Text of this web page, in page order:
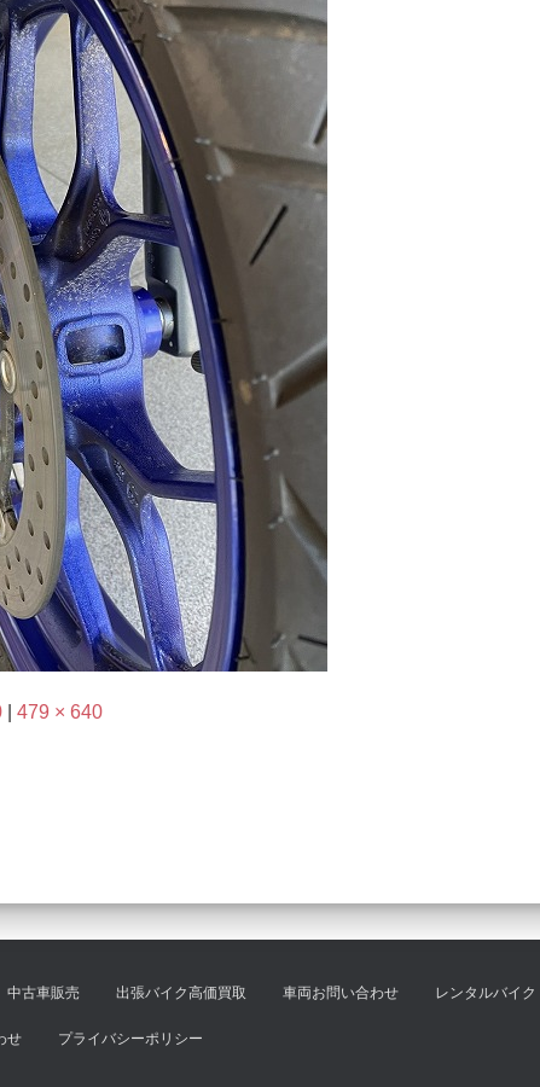
479 × 640
中古車販売 出張バイク高価買取 車両お問い合わせ レンタルバイク
せ プライバシーポリシー